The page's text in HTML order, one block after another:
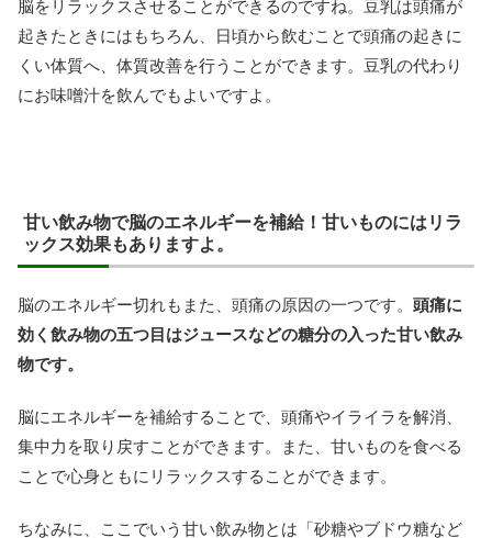
脳をリラックスさせることができるのですね。豆乳は頭痛が
起きたときにはもちろん、日頃から飲むことで頭痛の起きに
くい体質へ、体質改善を行うことができます。豆乳の代わり
にお味噌汁を飲んでもよいですよ。
甘い飲み物で脳のエネルギーを補給！甘いものにはリラ
ックス効果もありますよ。
脳のエネルギー切れもまた、頭痛の原因の一つです。 頭痛に
効く飲み物の五つ目はジュースなどの糖分の入った甘い飲み
物です。
脳にエネルギーを補給することで、頭痛やイライラを解消、
集中力を取り戻すことができます。また、甘いものを食べる
ことで心身ともにリラックスすることができます。
ちなみに、ここでいう甘い飲み物とは「砂糖やブドウ糖など